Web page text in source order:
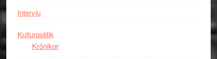
Intervju
Kulturpolitik
Krönikor